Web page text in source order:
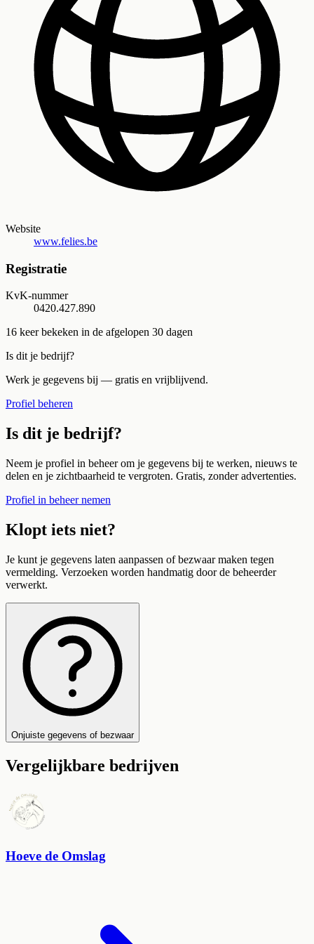
Website
www.felies.be
Registratie
KvK-nummer
0420.427.890
16 keer bekeken in de afgelopen 30 dagen
Is dit je bedrijf?
Werk je gegevens bij — gratis en vrijblijvend.
Profiel beheren
Is dit je bedrijf?
Neem je profiel in beheer om je gegevens bij te werken, nieuws te
delen en je zichtbaarheid te vergroten. Gratis, zonder advertenties.
Profiel in beheer nemen
Klopt iets niet?
Je kunt je gegevens laten aanpassen of bezwaar maken tegen
vermelding. Verzoeken worden handmatig door de beheerder
verwerkt.
Onjuiste gegevens of bezwaar
Vergelijkbare bedrijven
Hoeve de Omslag